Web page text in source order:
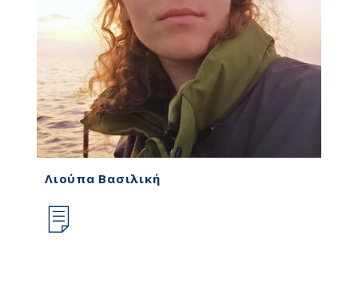
Λιούπα Βασιλική